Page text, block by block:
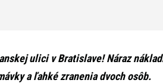
ulici v Bratislave! Náraz
a ľahké zranenia dvoch osôb.